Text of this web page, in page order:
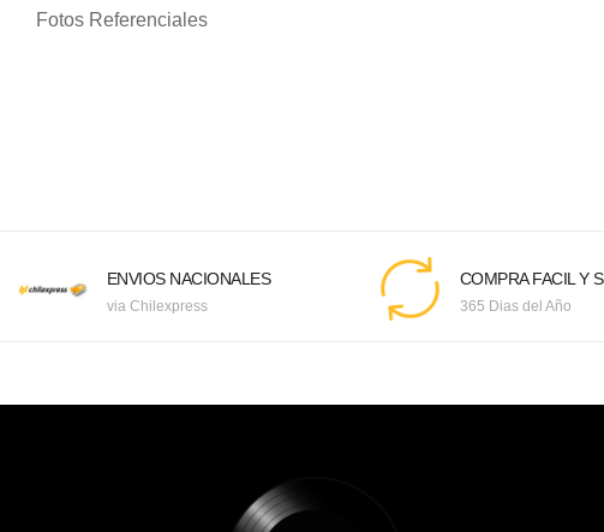
Fotos Referenciales
ENVIOS NACIONALES
via Chilexpress
COMPRA FACIL Y
365 Dias del Año